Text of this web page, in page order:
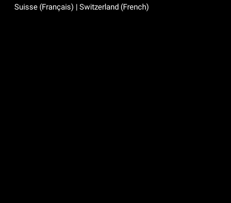
Suisse (Français) | Switzerland (French)